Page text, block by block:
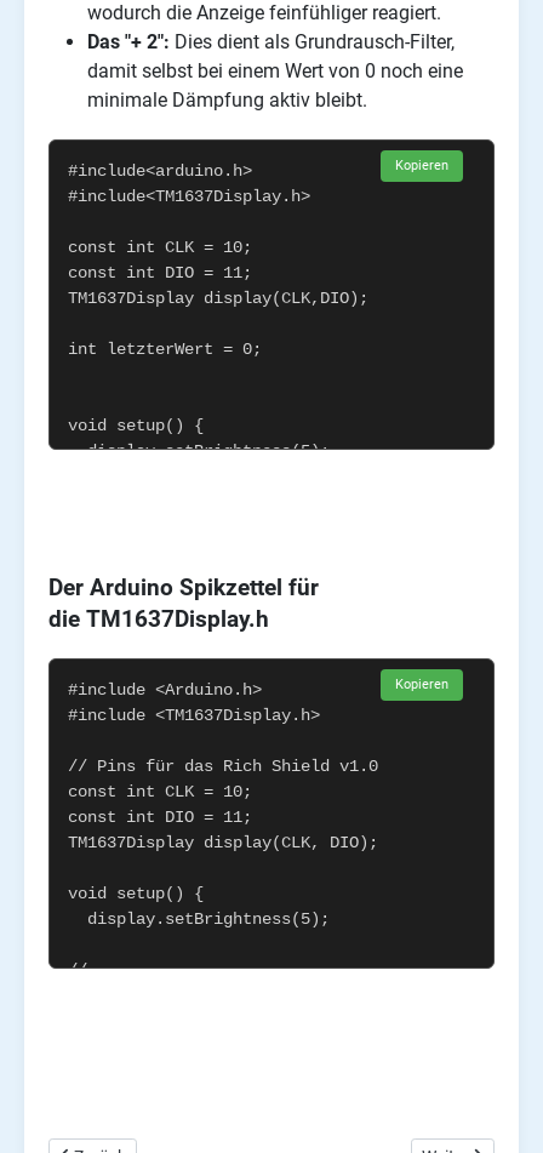
wodurch die Anzeige feinfühliger reagiert.
Das "+ 2": Dies dient als Grundrausch-Filter,
damit selbst bei einem Wert von 0 noch eine
minimale Dämpfung aktiv bleibt.
Kopieren
Der Arduino Spikzettel für
die TM1637Display.h
Kopieren